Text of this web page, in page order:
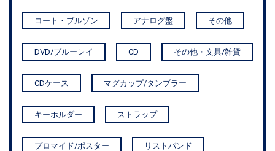
コート・ブルゾン アナログ盤 その他
DVD/ブルーレイ CD その他・文具/雑貨
CDケース マグカップ/タンブラー
キーホルダー ストラップ
プロマイド/ポスター リストバンド